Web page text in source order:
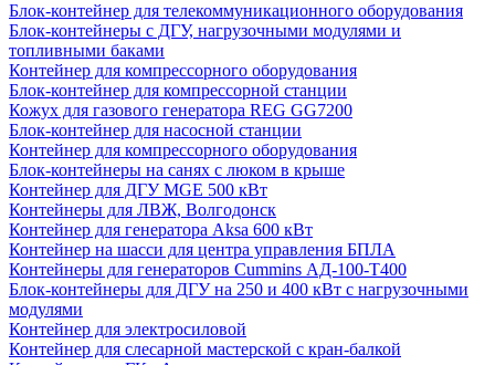
Блок-контейнер для телекоммуникационного оборудования
Блок-контейнеры с ДГУ, нагрузочными модулями и
топливными баками
Контейнер для компрессорного оборудования
Блок-контейнер для компрессорной станции
Кожух для газового генератора REG GG7200
Блок-контейнер для насосной станции
Контейнер для компрессорного оборудования
Блок-контейнеры на санях с люком в крыше
Контейнер для ДГУ MGE 500 кВт
Контейнеры для ЛВЖ, Волгодонск
Контейнер для генератора Aksa 600 кВт
Контейнер на шасси для центра управления БПЛА
Контейнеры для генераторов Cummins АД-100-Т400
Блок-контейнеры для ДГУ на 250 и 400 кВт с нагрузочными
модулями
Контейнер для электросиловой
Контейнер для слесарной мастерской с кран-балкой